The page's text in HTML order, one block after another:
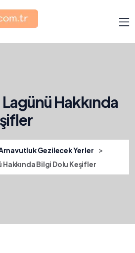
Hakkında
Gezilecek Yerler >
Bilgi Dolu Keşifler